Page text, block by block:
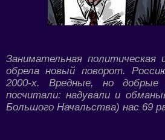
Занимательная политическая
обрела новый поворот.
2000-х. Вредные, но добрые
посчитали: надували и
Большого Начальства) нас 69